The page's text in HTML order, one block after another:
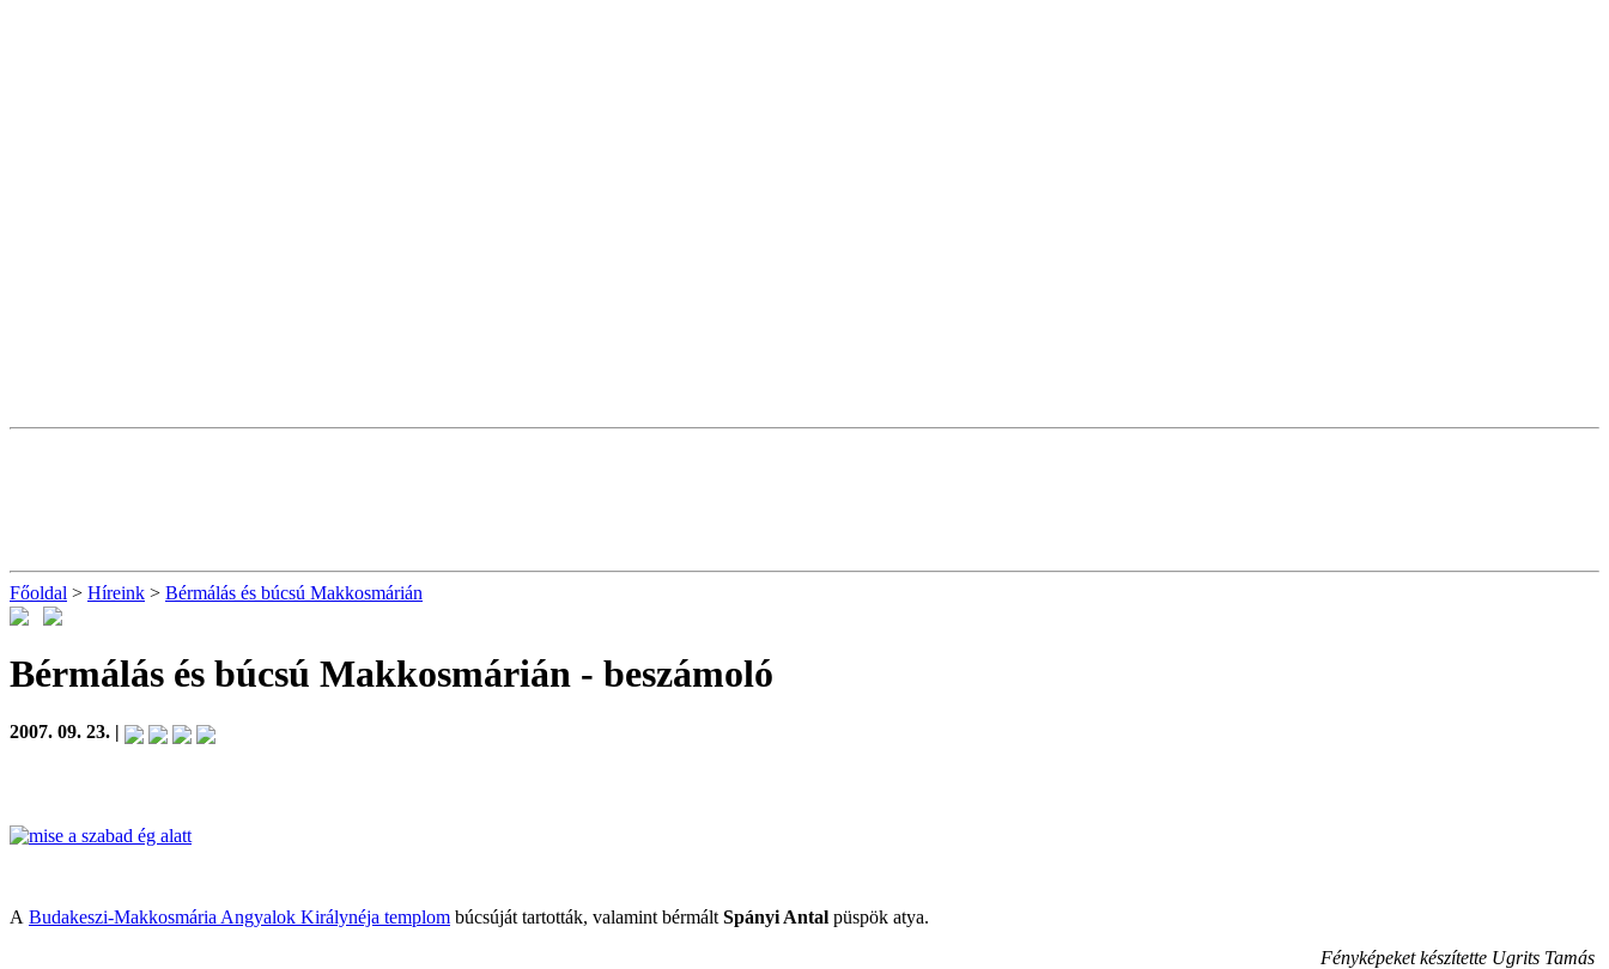
Főoldal > Híreink > Bérmálás és búcsú Makkosmárián
Bérmálás és búcsú Makkosmárián - beszámoló
2007. 09. 23. |
A Budakeszi-Makkosmária Angyalok Királynéja templom búcsúját tartották, valamint bérmált Spányi Antal püspök atya.
Fényképeket készítette Ugrits Tamás